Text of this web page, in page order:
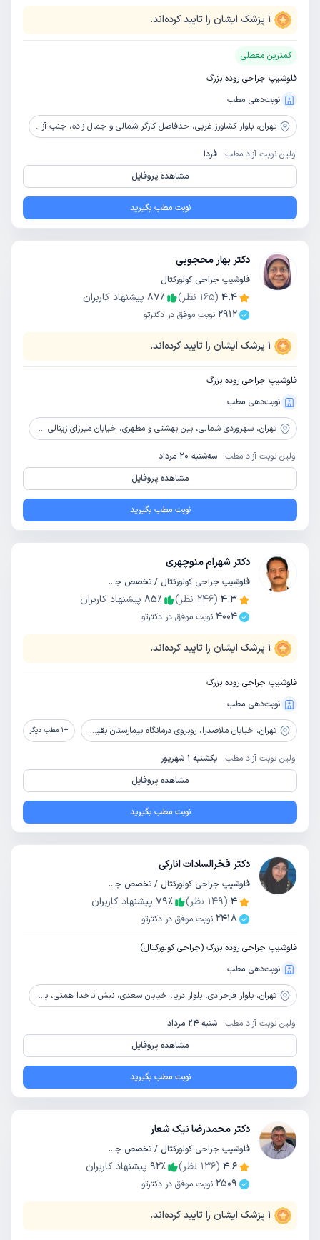
1 پزشک ایشان را تایید کرده‌اند.
کمترین معطلی
فلوشیپ جراحی روده بزرگ
نوبت‌دهی مطب
تهران، بلوار کشاورز غربی، حدفاصل کارگر شمالی و جمال زاده، جنب آزمایشگاه نور، پلاک 95، ساختمان پزشکان 95،طبقه 5، واحد 8
اولین نوبت آزاد مطب: فردا
مشاهده پروفایل
نوبت مطب بگیرید
دکتر بهار محجوبی
فلوشیپ جراحی کولورکتال
4.4
(
165 نظر) 87٪
پیشنهاد کاربران
2912 نوبت موفق در دکترتو
1 پزشک ایشان را تایید کرده‌اند.
فلوشیپ جراحی روده بزرگ
نوبت‌دهی مطب
تهران، سهروردی شمالی، بین بهشتی و مطهری، خیابان میرزای زینالی غربی، پلاک 123،طبقه همکف
اولین نوبت آزاد مطب: سه‌شنبه 20 مرداد
مشاهده پروفایل
نوبت مطب بگیرید
دکتر شهرام منوچهری
فلوشیپ جراحی کولورکتال / تخصص جراحی عمومی
4.3
(
246 نظر) 85٪
پیشنهاد کاربران
4004 نوبت موفق در دکترتو
1 پزشک ایشان را تایید کرده‌اند.
فلوشیپ جراحی روده بزرگ
نوبت‌دهی مطب
تهران، خیابان ملاصدرا، روبروی درمانگاه بیمارستان بقیه الله، پلاک193، طبقه 2، واحد4 +
1 مطب دیگر
اولین نوبت آزاد مطب: یکشنبه 1 شهریور
مشاهده پروفایل
نوبت مطب بگیرید
دکتر فخرالسادات انارکی
فلوشیپ جراحی کولورکتال / تخصص جراحی عمومی
4
(
149 نظر) 79٪
پیشنهاد کاربران
2418 نوبت موفق در دکترتو
فلوشیپ جراحی روده بزرگ (جراحی کولورکتال)
نوبت‌دهی مطب
تهران، بلوار فرحزادی، بلوار دریا، خیابان سعدی، نبش ناخدا همتی، پلاک 15، طبقه اول
اولین نوبت آزاد مطب: شنبه 24 مرداد
مشاهده پروفایل
نوبت مطب بگیرید
دکتر محمدرضا نیک شعار
فلوشیپ جراحی کولورکتال / تخصص جراحی عمومی
4.6
(
136 نظر) 92٪
پیشنهاد کاربران
2509 نوبت موفق در دکترتو
1 پزشک ایشان را تایید کرده‌اند.